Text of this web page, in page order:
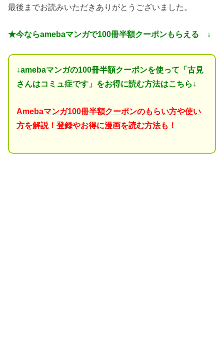
最後までお読みいただきありがとうございました。
★今ならamebaマンガで100冊半額クーポンもらえる ↓
↓amebaマンガの100冊半額クーポンを使って「古見
さんはコミュ症です」をお得に読む方法はこちら↓
Amebaマンガ100冊半額クーポンのもらい方や使い
方を解説！登録やお得に漫画を読む方法も！